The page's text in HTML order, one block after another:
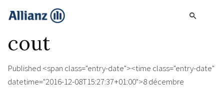
cout
Published <span class="entry-date"><time class="entry-date"
datetime="2016-12-08T15:27:37+01:00">8 décembre